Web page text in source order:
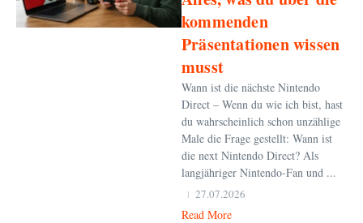
kommenden
Präsentationen wissen
musst
Wann ist die nächste Nintendo
Direct – Wenn du wie ich bist, hast
du wahrscheinlich schon unzählige
Male die Frage gestellt: Wann ist
die next Nintendo Direct? Als
langjähriger Nintendo-Fan und ...
27.07.2026
Read More